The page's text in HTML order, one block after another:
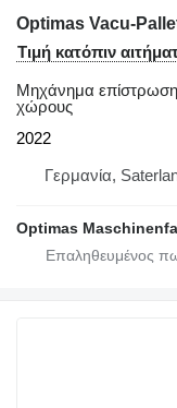
Optimas Vacu-
Τιμή κατόπιν
Μηχάνημα
χώρους
2022
Γερμανία,
Optimas